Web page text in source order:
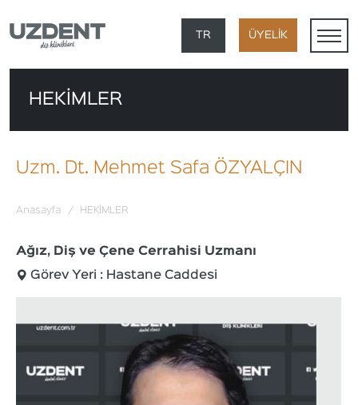
×
ÜYELİK
TR
EN
AR
HEKİMLER
Uzm. Dt. Mehmet Safa ÖZYALÇIN
Anasayfa / HEKİMLER
Ağız, Diş ve Çene Cerrahisi Uzmanı
Görev Yeri : Hastane Caddesi